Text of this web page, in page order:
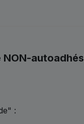
NON-
: